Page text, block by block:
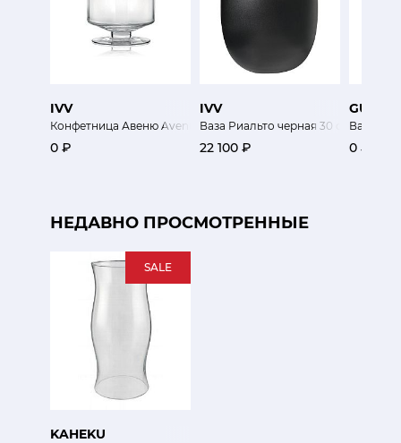
IVV
Конфетница Авеню Avenue
0 ₽
IVV
Ваза Риальто черная 30 см
22 100 ₽
GUAXS
Ваза
0 ₽
НЕДАВНО ПРОСМОТРЕННЫЕ
SALE
KAHEKU